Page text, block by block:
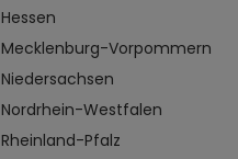
Hessen
Mecklenburg-Vorpommern
Niedersachsen
Nordrhein-Westfalen
Rheinland-Pfalz